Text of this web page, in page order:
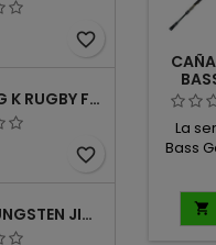
favorite_border
HART JIG K RUGBY FOOTBALL DM
favorite_border
HART TUNGSTEN JIG T FOOTBALL DM
La
Bass
dulce,
y
